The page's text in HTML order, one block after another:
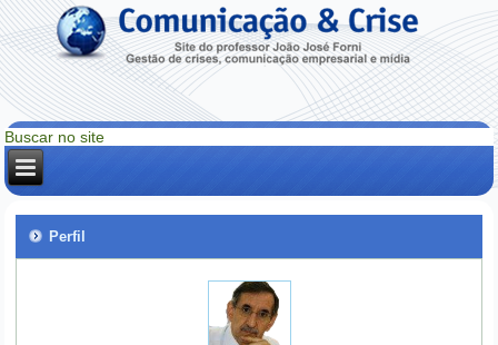
Perfil